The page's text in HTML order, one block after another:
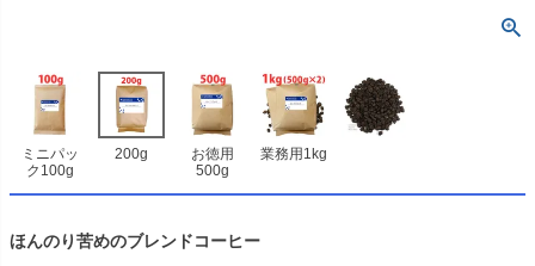
ミニパッ
ク100g
200g
お徳用
500g
業務用1kg
ほんのり苦めのブレンドコーヒー